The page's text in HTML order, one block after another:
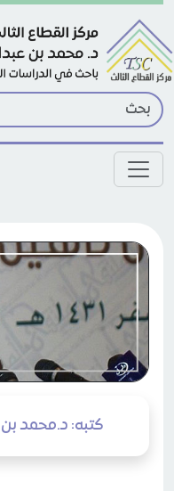
Skip to main content
كتبه: د.محمد بن